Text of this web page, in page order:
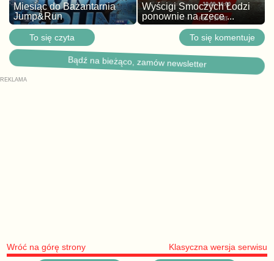
Miesiąc do Bażantarnia
Jump&Run
Wyścigi Smoczych Łodzi
ponownie na rzece ...
To się czyta To się komentuje
Bądź na bieżąco, zamów newsletter
Wróć na górę strony Klasyczna wersja serwisu